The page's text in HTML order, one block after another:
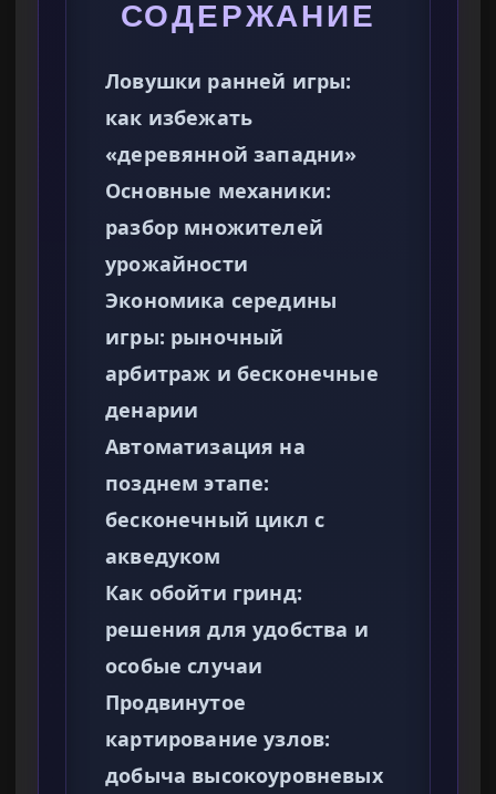
СОДЕРЖАНИЕ
Ловушки ранней игры:
как избежать
«деревянной западни»
Основные механики:
разбор множителей
урожайности
Экономика середины
игры: рыночный
арбитраж и бесконечные
денарии
Автоматизация на
позднем этапе:
бесконечный цикл с
акведуком
Как обойти гринд:
решения для удобства и
особые случаи
Продвинутое
картирование узлов:
добыча высокоуровневых